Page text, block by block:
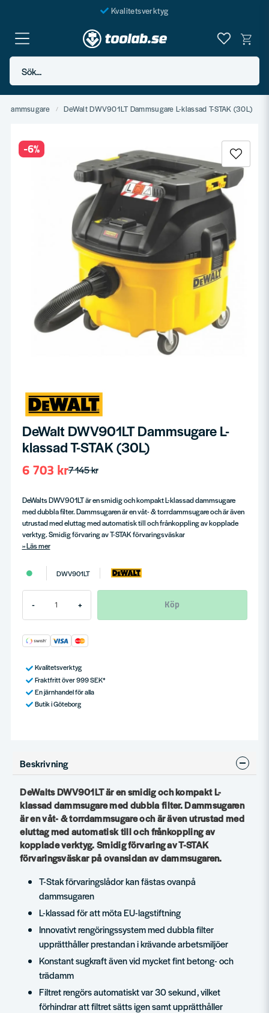
Kvalitetsverktyg
Fraktfritt över 999 SEK*
En järnhandel för alla
Sök...
Dammsugare DeWalt DWV901LT Dammsugare L-klassad T-STAK (30L)
-6%
DeWalt DWV901LT Dammsugare L-
klassad T-STAK (30L)
7 145 kr
6 703 kr
DeWalts DWV901LT är en smidig och kompakt L-klassad dammsugare
med dubbla filter. Dammsugaren är en våt- & torrdammsugare och är även
utrustad med eluttag med automatisk till och frånkoppling av kopplade
verktyg. Smidig förvaring av T-STAK förvaringsväskar
Läs mer
DWV901LT
- + Köp
Kvalitetsverktyg
Fraktfritt över 999 SEK*
En järnhandel för alla
Butik i Göteborg
Beskrivning
DeWalts DWV901LT är en smidig och kompakt L-
klassad dammsugare med dubbla filter. Dammsugaren
är en våt- & torrdammsugare och är även utrustad med
eluttag med automatisk till och frånkoppling av
kopplade verktyg. Smidig förvaring av T-STAK
förvaringsväskar på ovansidan av dammsugaren.
T-Stak förvaringslådor kan fästas ovanpå
dammsugaren
L-klassad för att möta EU-lagstiftning
Innovativt rengöringssystem med dubbla filter
upprätthåller prestandan i krävande arbetsmiljöer
Konstant sugkraft även vid mycket fint betong- och
trädamm
Filtret rengörs automatiskt var 30 sekund, vilket
förhindrar att filtret sätts igen samt upprätthåller